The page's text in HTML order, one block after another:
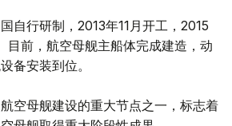
自行研制，2013年11月开工，2015
目前，航空母舰主船体完成建造，动
备安装到位。
空母舰建设的重大节点之一，标志着